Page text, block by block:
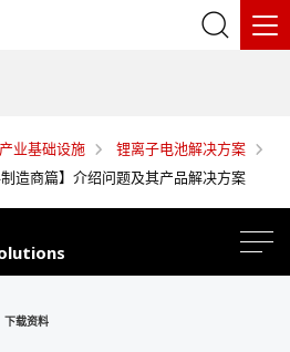
产业基础设施
锂离子电池解决方案
制造商篇】介绍问题及其产品解决方案
下载资料